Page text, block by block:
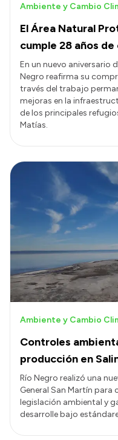
El Área Natural
cumple 28 años
Ambiente y Cambio
En un nuevo aniversario
Negro reafirma su
través del trabajo
mejoras en la
de los principales
Matías.
Controles
producción en
Ambiente y Cambio
Río Negro realizó una
General San Martín
legislación ambiental y
desarrolle bajo